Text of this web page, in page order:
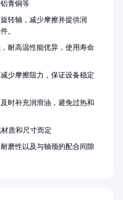
青铜等
转轴，减少摩擦并提供润
。
耐高温性能优异，使用寿命
少摩擦阻力，保证设备稳定
时补充润滑油，避免过热和
材质和尺寸而定
磨性以及与轴颈的配合间隙